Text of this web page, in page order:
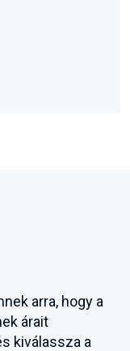
arra, hogy a
árait
kiválassza a